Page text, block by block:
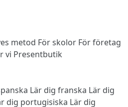
metod För skolor För företag
vi Presentbutik
Lär dig franska Lär dig
dig portugisiska Lär dig